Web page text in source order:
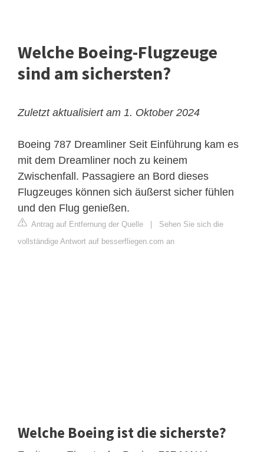
Welche Boeing-Flugzeuge
sind am sichersten?
Zuletzt aktualisiert am 1. Oktober 2024
Boeing 787 Dreamliner Seit Einführung kam es
mit dem Dreamliner noch zu keinem
Zwischenfall. Passagiere an Bord dieses
Flugzeuges können sich äußerst sicher fühlen
und den Flug genießen.
Antrag auf Entfernung der Quelle
Sehen Sie sich die
vollständige Antwort auf besserfliegen.com an
Welche Boeing ist die sicherste?